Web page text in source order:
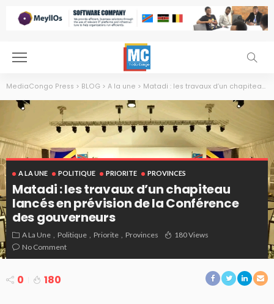
MediaCongo Press > BLOG > A la une > Matadi : les travaux d’un chapiteau lancés en prévision de la Conférence des gouverneurs
A LA UNE POLITIQUE PRIORITE PROVINCES
Matadi : les travaux d’un chapiteau
lancés en prévision de la Conférence
des gouverneurs
A La Une Politique Priorite Provinces
180 Views
No Comment
0 180